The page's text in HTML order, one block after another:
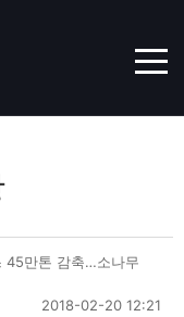
45만톤 감축…소나무
2018-02-20 12:21